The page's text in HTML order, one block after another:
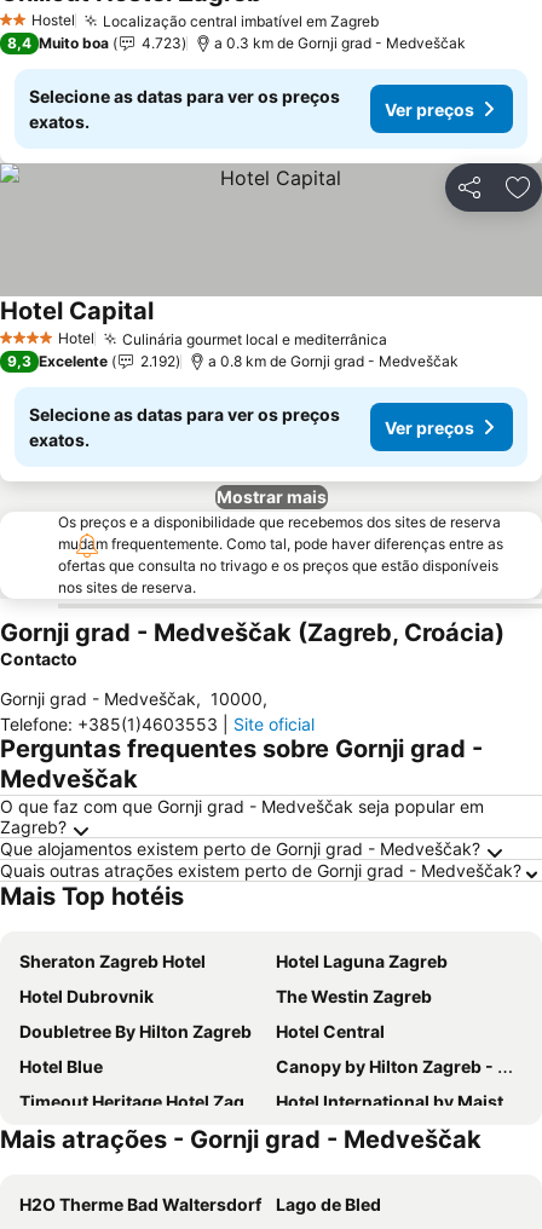
2 Estrelas
Hostel Localização central imbatível em Zagreb
8,4 Muito boa 4.723 a 0.3 km de Gornji grad - Medveščak
Selecione as datas para ver os preços
exatos.
Ver preços
Partilhar
4 EstrelasHotel Culinária gourmet local e mediterrânica
Hotel Capital
9,3 Excelente 2.192 a 0.8 km de Gornji grad - Medveščak
Selecione as datas para ver os preços
exatos.
Ver preços
Mostrar mais
Os preços e a disponibilidade que recebemos dos sites de reserva
mudam frequentemente. Como tal, pode haver diferenças entre as
ofertas que consulta no trivago e os preços que estão disponíveis
nos sites de reserva.
Gornji grad - Medveščak (Zagreb, Croácia)
Contacto
Gornji grad - Medveščak, 10000,
Telefone: +385(1)4603553 Site oficial
Perguntas frequentes sobre Gornji grad -
Medveščak
O que faz com que Gornji grad - Medveščak seja popular em
Zagreb?
Que alojamentos existem perto de Gornji grad - Medveščak?
Quais outras atrações existem perto de Gornji grad - Medveščak?
Mais Top hotéis
Sheraton Zagreb Hotel
Hotel Laguna Zagreb
Hotel Dubrovnik
The Westin Zagreb
Doubletree By Hilton Zagreb
Hotel Central
Hotel Blue
Canopy by Hilton Zagreb - City Centre
Timeout Heritage Hotel Zagreb
Hotel International by Maistra City Vibes
Hilton Garden Inn Zagreb - Radnicka
Best Western Premier Hotel Astoria
Hotel Tomislavov Dom
Manda Heritage Hotel
Mais atrações - Gornji grad - Medveščak
H2O Therme Bad Waltersdorf
Lago de Bled